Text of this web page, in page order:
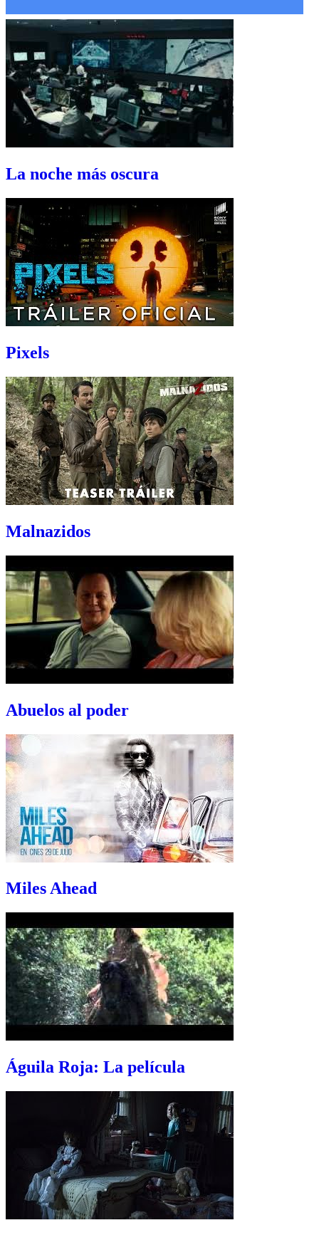
La noche más oscura
Pixels
Malnazidos
Abuelos al poder
Miles Ahead
Águila Roja: La película